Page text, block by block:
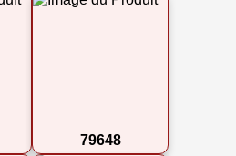
79648